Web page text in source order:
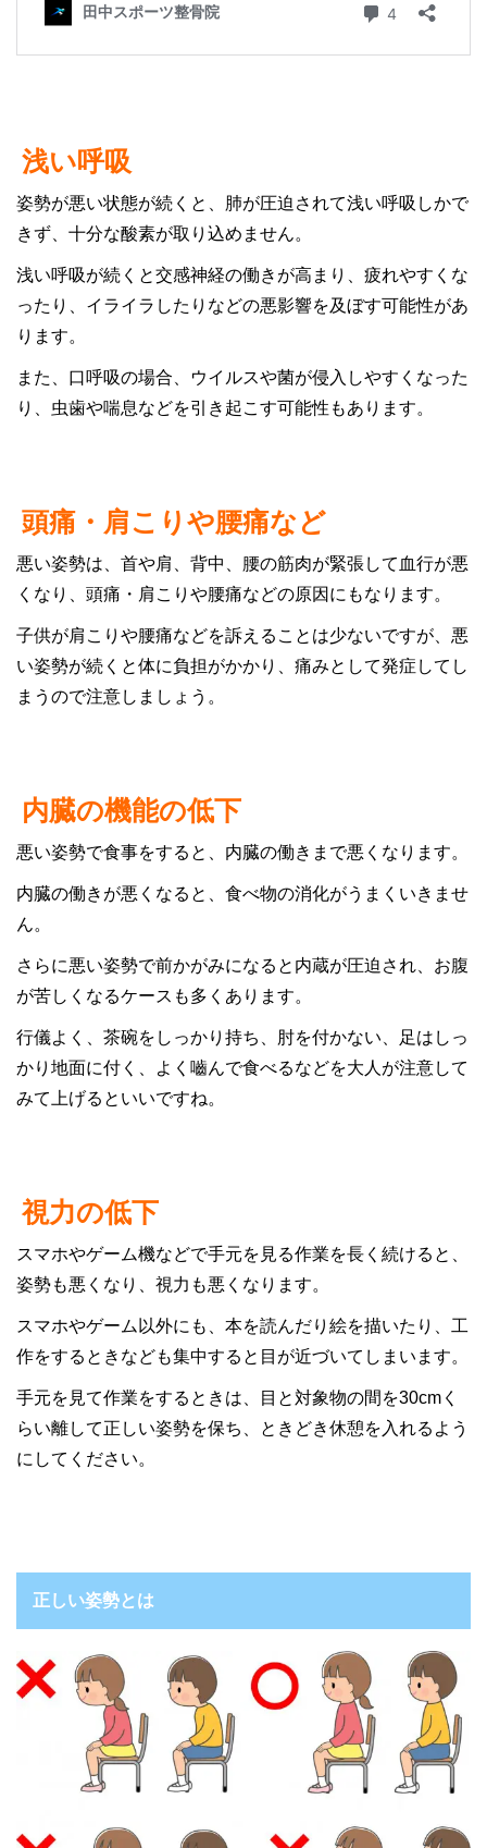
浅い呼吸
姿勢が悪い状態が続くと、肺が圧迫されて浅い呼吸しかで
きず、十分な酸素が取り込めません。
浅い呼吸が続くと交感神経の働きが高まり、疲れやすくな
ったり、イライラしたりなどの悪影響を及ぼす可能性があ
ります。
また、口呼吸の場合、ウイルスや菌が侵入しやすくなった
り、虫歯や喘息などを引き起こす可能性もあります。
頭痛・肩こりや腰痛など
悪い姿勢は、首や肩、背中、腰の筋肉が緊張して血行が悪
くなり、頭痛・肩こりや腰痛などの原因にもなります。
子供が肩こりや腰痛などを訴えることは少ないですが、悪
い姿勢が続くと体に負担がかかり、痛みとして発症してし
まうので注意しましょう。
内臓の機能の低下
悪い姿勢で食事をすると、内臓の働きまで悪くなります。
内臓の働きが悪くなると、食べ物の消化がうまくいきませ
ん。
さらに悪い姿勢で前かがみになると内蔵が圧迫され、お腹
が苦しくなるケースも多くあります。
行儀よく、茶碗をしっかり持ち、肘を付かない、足はしっ
かり地面に付く、よく嚙んで食べるなどを大人が注意して
みて上げるといいですね。
視力の低下
スマホやゲーム機などで手元を見る作業を長く続けると、
姿勢も悪くなり、視力も悪くなります。
スマホやゲーム以外にも、本を読んだり絵を描いたり、工
作をするときなども集中すると目が近づいてしまいます。
手元を見て作業をするときは、目と対象物の間を30cmく
らい離して正しい姿勢を保ち、ときどき休憩を入れるよう
にしてください。
正しい姿勢とは